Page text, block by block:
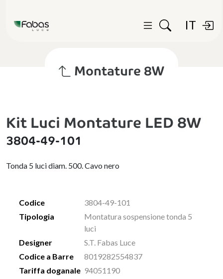
IT
Montature 8W
Kit Luci Montature LED 8W
3804-49-101
Tonda 5 luci diam. 500. Cavo nero
Codice
3804-49-101
Tipologia
Montatura sospensione tonda 5
luci
Designer
S.T. Fabas Luce
Codice a Barre
8019282554837
Tariffa doganale 94051190